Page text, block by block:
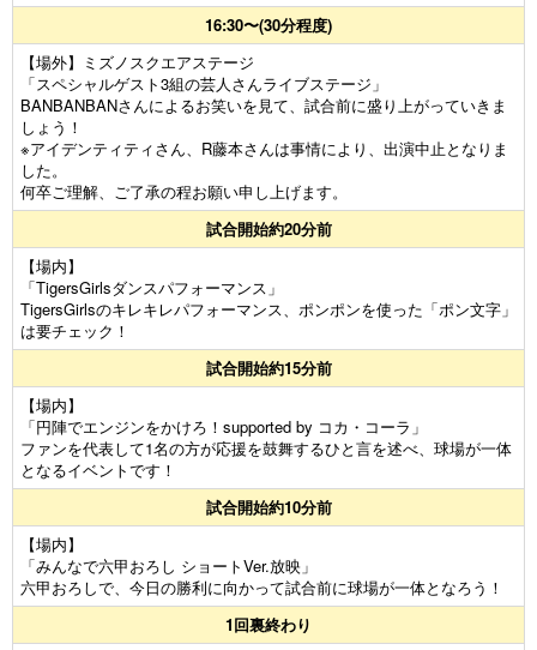
16:30〜(30分程度)
【場外】ミズノスクエアステージ
「スペシャルゲスト3組の芸人さんライブステージ」
BANBANBANさんによるお笑いを見て、試合前に盛り上がっていきま
しょう！
※アイデンティティさん、R藤本さんは事情により、出演中止となりま
した。
何卒ご理解、ご了承の程お願い申し上げます。
試合開始約20分前
【場内】
「TigersGirlsダンスパフォーマンス」
TigersGirlsのキレキレパフォーマンス、ポンポンを使った「ポン文字」
は要チェック！
試合開始約15分前
【場内】
「円陣でエンジンをかけろ！supported by コカ・コーラ」
ファンを代表して1名の方が応援を鼓舞するひと言を述べ、球場が一体
となるイベントです！
試合開始約10分前
【場内】
「みんなで六甲おろし ショートVer.放映」
六甲おろしで、今日の勝利に向かって試合前に球場が一体となろう！
1回裏終わり